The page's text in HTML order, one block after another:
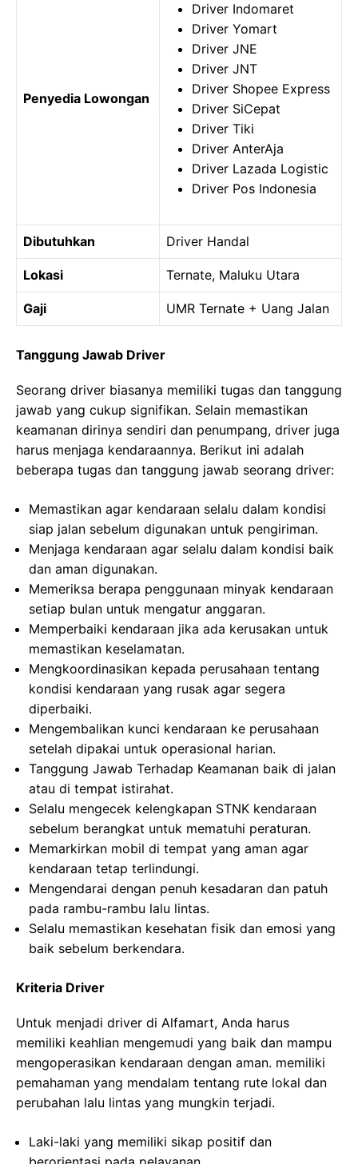
Penyedia Lowongan
Driver Indomaret
Driver Yomart
Driver JNE
Driver JNT
Driver Shopee Express
Driver SiCepat
Driver Tiki
Driver AnterAja
Driver Lazada Logistic
Driver Pos Indonesia
Dibutuhkan Driver Handal
Lokasi Ternate, Maluku Utara
Gaji UMR Ternate + Uang Jalan
Tanggung Jawab Driver
Seorang driver biasanya memiliki tugas dan tanggung
jawab yang cukup signifikan. Selain memastikan
keamanan dirinya sendiri dan penumpang, driver juga
harus menjaga kendaraannya. Berikut ini adalah
beberapa tugas dan tanggung jawab seorang driver:
Memastikan agar kendaraan selalu dalam kondisi
siap jalan sebelum digunakan untuk pengiriman.
Menjaga kendaraan agar selalu dalam kondisi baik
dan aman digunakan.
Memeriksa berapa penggunaan minyak kendaraan
setiap bulan untuk mengatur anggaran.
Memperbaiki kendaraan jika ada kerusakan untuk
memastikan keselamatan.
Mengkoordinasikan kepada perusahaan tentang
kondisi kendaraan yang rusak agar segera
diperbaiki.
Mengembalikan kunci kendaraan ke perusahaan
setelah dipakai untuk operasional harian.
Tanggung Jawab Terhadap Keamanan baik di jalan
atau di tempat istirahat.
Selalu mengecek kelengkapan STNK kendaraan
sebelum berangkat untuk mematuhi peraturan.
Memarkirkan mobil di tempat yang aman agar
kendaraan tetap terlindungi.
Mengendarai dengan penuh kesadaran dan patuh
pada rambu-rambu lalu lintas.
Selalu memastikan kesehatan fisik dan emosi yang
baik sebelum berkendara.
Kriteria Driver
Untuk menjadi driver di Alfamart, Anda harus
memiliki keahlian mengemudi yang baik dan mampu
mengoperasikan kendaraan dengan aman. memiliki
pemahaman yang mendalam tentang rute lokal dan
perubahan lalu lintas yang mungkin terjadi.
Laki-laki yang memiliki sikap positif dan